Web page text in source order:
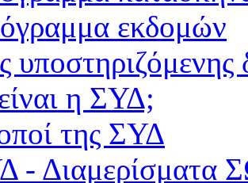
εκδομών
υποστηριζόμενης
η ΣΥΔ;
της ΣΥΔ
- Διαμερίσματα